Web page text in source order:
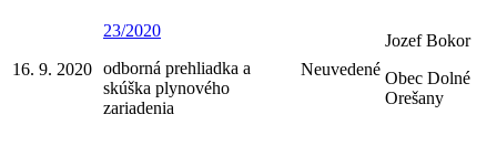
16. 9. 2020
23/2020
odborná prehliadka a
skúška plynového
zariadenia
Neuvedené
Jozef Bokor
Obec Dolné
Orešany